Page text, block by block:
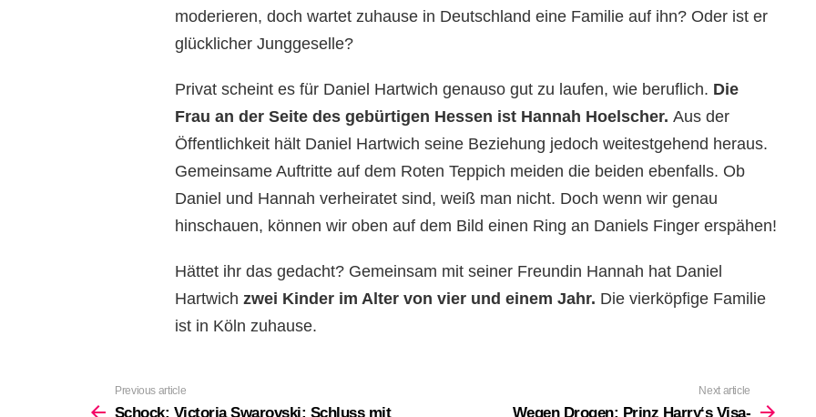
moderieren, doch wartet zuhause in Deutschland eine Familie auf ihn? Oder ist er
glücklicher Junggeselle?
Privat scheint es für Daniel Hartwich genauso gut zu laufen, wie beruflich. Die
Frau an der Seite des gebürtigen Hessen ist Hannah Hoelscher. Aus der
Öffentlichkeit hält Daniel Hartwich seine Beziehung jedoch weitestgehend heraus.
Gemeinsame Auftritte auf dem Roten Teppich meiden die beiden ebenfalls. Ob
Daniel und Hannah verheiratet sind, weiß man nicht. Doch wenn wir genau
hinschauen, können wir oben auf dem Bild einen Ring an Daniels Finger erspähen!
Hättet ihr das gedacht? Gemeinsam mit seiner Freundin Hannah hat Daniel
Hartwich zwei Kinder im Alter von vier und einem Jahr. Die vierköpfige Familie
ist in Köln zuhause.
more
Previous article
Schock: Victoria Swarovski: Schluss mit
Next article
Wegen Drogen: Prinz Harry‘s Visa-